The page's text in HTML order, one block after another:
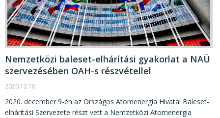
Nemzetközi baleset-elhárítási gyakorlat a NAÜ
szervezésében OAH-s részvétellel
2020.12.10
2020. december 9-én az Országos Atomenergia Hivatal Baleset-
elhárítási Szervezete részt vett a Nemzetközi Atomenergia